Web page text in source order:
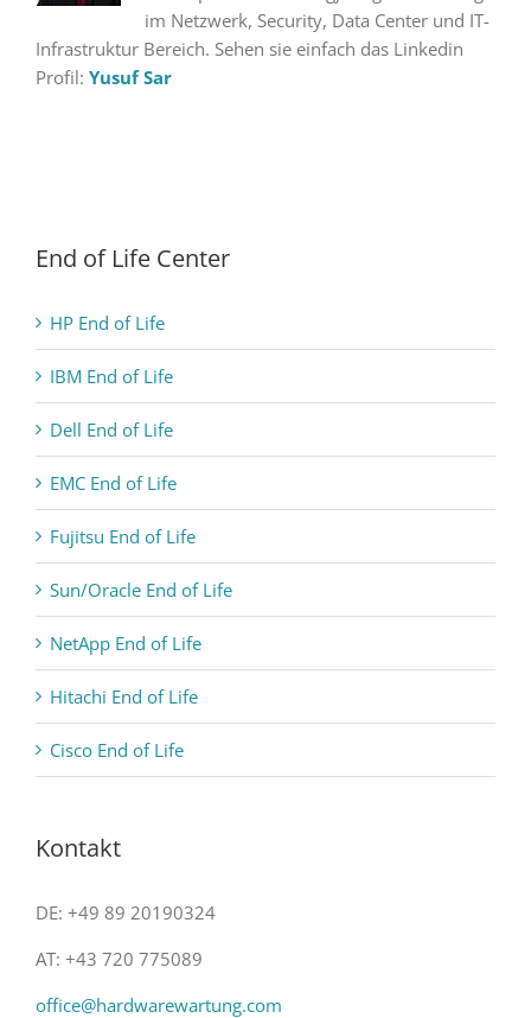
im Netzwerk, Security, Data Center und IT-
Infrastruktur Bereich. Sehen sie einfach das Linkedin
Profil: Yusuf Sar
End of Life Center
HP End of Life
IBM End of Life
Dell End of Life
EMC End of Life
Fujitsu End of Life
Sun/Oracle End of Life
NetApp End of Life
Hitachi End of Life
Cisco End of Life
Kontakt
DE: +49 89 20190324
AT: +43 720 775089
office@hardwarewartung.com